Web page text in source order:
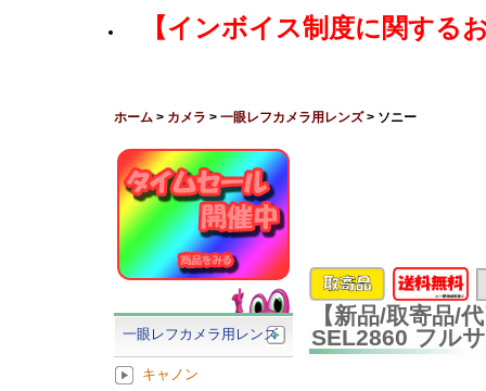
【インボイス制度に関する
ホーム > カメラ > 一眼レフカメラ用レンズ> ソニー
【新品/取寄品/
SEL2860 フル
一眼レフカメラ用レンズ
キャノン